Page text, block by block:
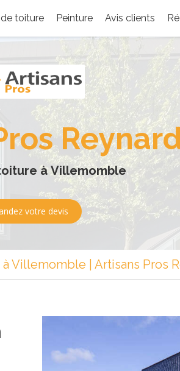
toiture Peinture Avis clients
à Villemomble
votre devis
Villemomble | Artisans Pros